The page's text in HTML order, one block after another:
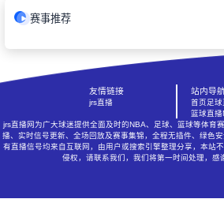
赛事推荐
友情链接
jrs直播
站内导
首页足球
篮球直播
jrs直播网为广大球迷提供全面及时的NBA、足球、篮球等体育
播、实时信号更新、全场回放及赛事集锦，全程无插件、绿色
有直播信号均来自互联网，由用户或搜索引擎整理分享，本站
侵权，请联系我们，我们将第一时间处理，感